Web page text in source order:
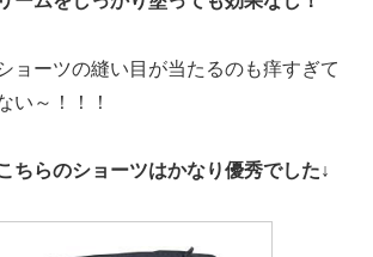
ョーツの縫い目が当たるのも痒すぎて
い～！！！
ちらのショーツはかなり優秀でした↓